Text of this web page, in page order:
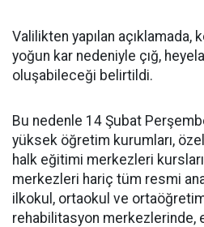
Valilikten yapılan açıklamada,
yoğun kar nedeniyle çığ,
oluşabileceği belirtildi.
Bu nedenle 14 Şubat
yüksek öğretim kurumları,
halk eğitimi merkezleri
merkezleri hariç tüm resmi
ilkokul, ortaokul ve
rehabilitasyon merkezlerinde,